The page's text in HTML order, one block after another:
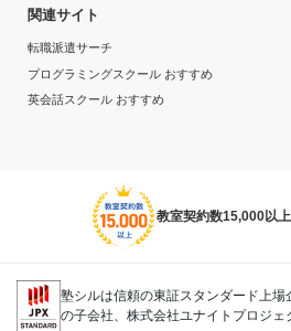
志望校と合格状況
---
関連サイト
転職派遣サーチ
プログラミングスクール おすすめ
英会話スクール おすすめ
教室契約数15,000以上
塾シルは信頼の東証スタンダード上
の子会社、株式会社ユナイトプロジェ